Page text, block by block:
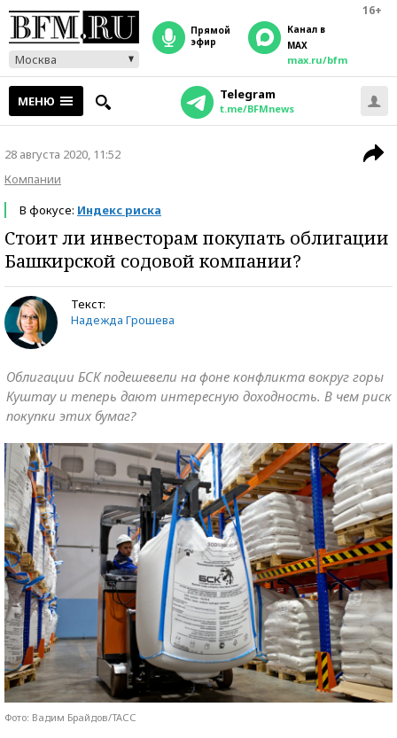
16+
Москва
прямой
эфир
Канал в
MAX
max.ru/bfm
МЕНЮ Telegram
t.me/BFMnews
28 августа 2020, 11:52
Компании
В фокусе: Индекс риска
Стоит ли инвесторам покупать облигации
Башкирской содовой компании?
Текст:
Надежда Грошева
Облигации БСК подешевели на фоне конфликта вокруг горы
Куштау и теперь дают интересную доходность. В чем риск
покупки этих бумаг?
Фото: Вадим Брайдов/ТАСС